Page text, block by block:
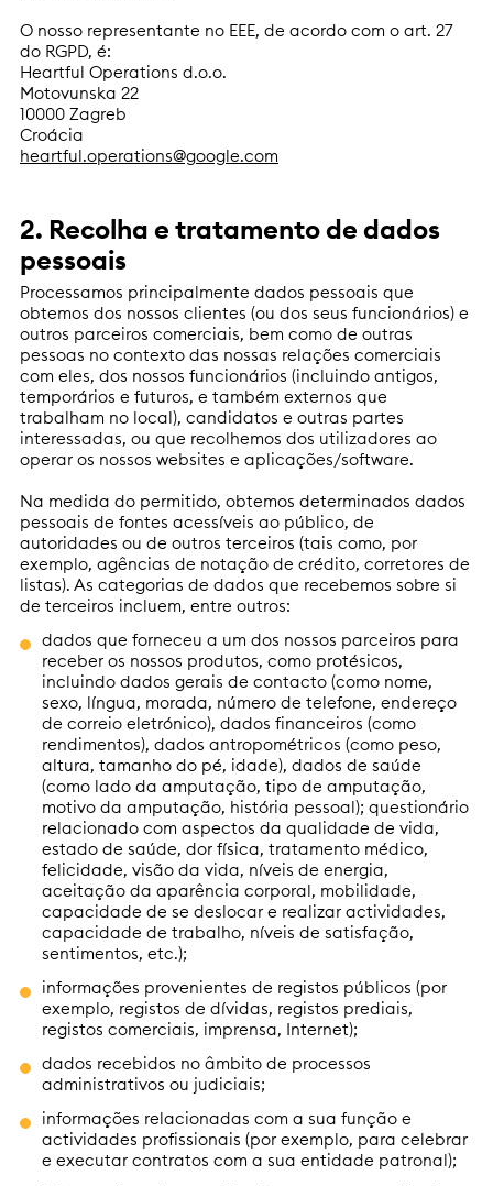
O nosso representante no EEE, de acordo com o art. 27
do RGPD, é:
Heartful Operations d.o.o.
Motovunska 22
10000 Zagreb
Croácia
heartful.operations@google.com
2. Recolha e tratamento de dados
pessoais
Processamos principalmente dados pessoais que
obtemos dos nossos clientes (ou dos seus funcionários) e
outros parceiros comerciais, bem como de outras
pessoas no contexto das nossas relações comerciais
com eles, dos nossos funcionários (incluindo antigos,
temporários e futuros, e também externos que
trabalham no local), candidatos e outras partes
interessadas, ou que recolhemos dos utilizadores ao
operar os nossos websites e aplicações/software.
Na medida do permitido, obtemos determinados dados
pessoais de fontes acessíveis ao público, de
autoridades ou de outros terceiros (tais como, por
exemplo, agências de notação de crédito, corretores de
listas). As categorias de dados que recebemos sobre si
de terceiros incluem, entre outros:
dados que forneceu a um dos nossos parceiros para
receber os nossos produtos, como protésicos,
incluindo dados gerais de contacto (como nome,
sexo, língua, morada, número de telefone, endereço
de correio eletrónico), dados financeiros (como
rendimentos), dados antropométricos (como peso,
altura, tamanho do pé, idade), dados de saúde
(como lado da amputação, tipo de amputação,
motivo da amputação, história pessoal); questionário
relacionado com aspectos da qualidade de vida,
estado de saúde, dor física, tratamento médico,
felicidade, visão da vida, níveis de energia,
aceitação da aparência corporal, mobilidade,
capacidade de se deslocar e realizar actividades,
capacidade de trabalho, níveis de satisfação,
sentimentos, etc.);
informações provenientes de registos públicos (por
exemplo, registos de dívidas, registos prediais,
registos comerciais, imprensa, Internet);
dados recebidos no âmbito de processos
administrativos ou judiciais;
informações relacionadas com a sua função e
actividades profissionais (por exemplo, para celebrar
e executar contratos com a sua entidade patronal);